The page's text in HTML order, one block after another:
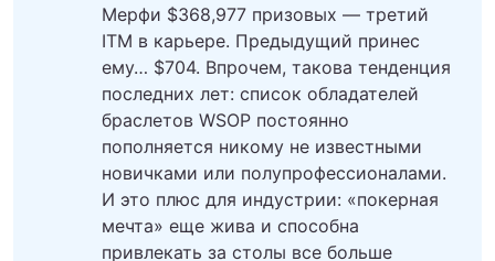
Мерфи $368,977 призовых — третий
ITM в карьере. Предыдущий принес
ему… $704. Впрочем, такова тенденция
последних лет: список обладателей
браслетов WSOP постоянно
пополняется никому не известными
новичками или полупрофессионалами.
И это плюс для индустрии: «покерная
мечта» еще жива и способна
привлекать за столы все больше